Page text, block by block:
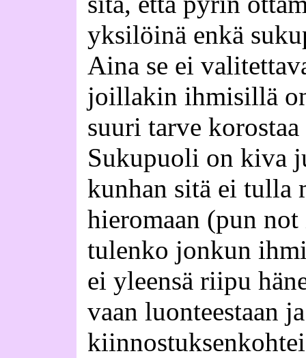
yksilöinä enkä
Aina se ei
joillakin ihmisillä
suuri tarve
Sukupuoli on kiva
kunhan sitä ei tulla
hieromaan (pun
tulenko jonkun
ei yleensä riipu
vaan luonteestaan ja